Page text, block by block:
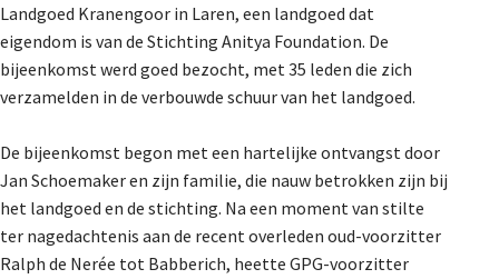
Landgoed Kranengoor in Laren, een landgoed dat
eigendom is van de Stichting Anitya Foundation. De
bijeenkomst werd goed bezocht, met 35 leden die zich
verzamelden in de verbouwde schuur van het landgoed.
De bijeenkomst begon met een hartelijke ontvangst door
Jan Schoemaker en zijn familie, die nauw betrokken zijn bij
het landgoed en de stichting. Na een moment van stilte
ter nagedachtenis aan de recent overleden oud-voorzitter
Ralph de Nerée tot Babberich, heette GPG-voorzitter
Dossiers
Contact